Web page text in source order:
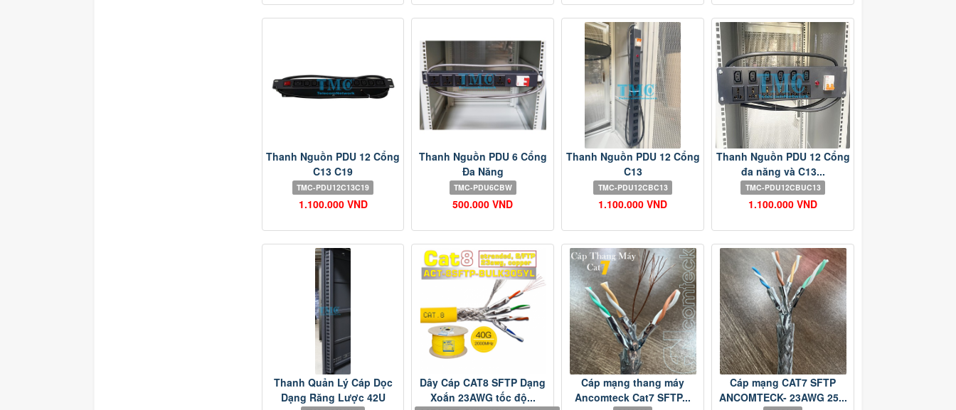
Thanh Nguồn PDU 12 Cổng
C13 C19
TMC-PDU12C13C19
1.100.000 VND
Thanh Nguồn PDU 6 Cổng
Đa Năng
TMC-PDU6CBW
500.000 VND
Thanh Nguồn PDU 12 Cổng
C13
TMC-PDU12CBC13
1.100.000 VND
Thanh Nguồn PDU 12 Cổng
đa năng và C13...
TMC-PDU12CBUC13
1.100.000 VND
Thanh Quản Lý Cáp Dọc
Dạng Răng Lược 42U
Dây Cáp CAT8 SFTP Dạng
Xoắn 23AWG tốc độ...
Cáp mạng thang máy
Ancomteck Cat7 SFTP...
Cáp mạng CAT7 SFTP
ANCOMTECK- 23AWG 25...